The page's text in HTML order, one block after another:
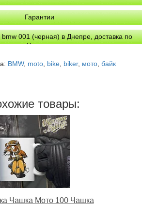
Гарантии
bmw 001 (черная) в Днепре, доставка по
Украине
BMW, moto bike biker, мото байк
товары:
Чашка Мото 100 Чашка